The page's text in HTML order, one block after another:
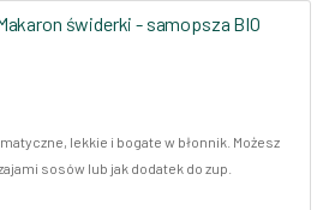
świderki - samopsza BIO
lekkie i bogate w błonnik. Możesz
sosów lub jak dodatek do zup.